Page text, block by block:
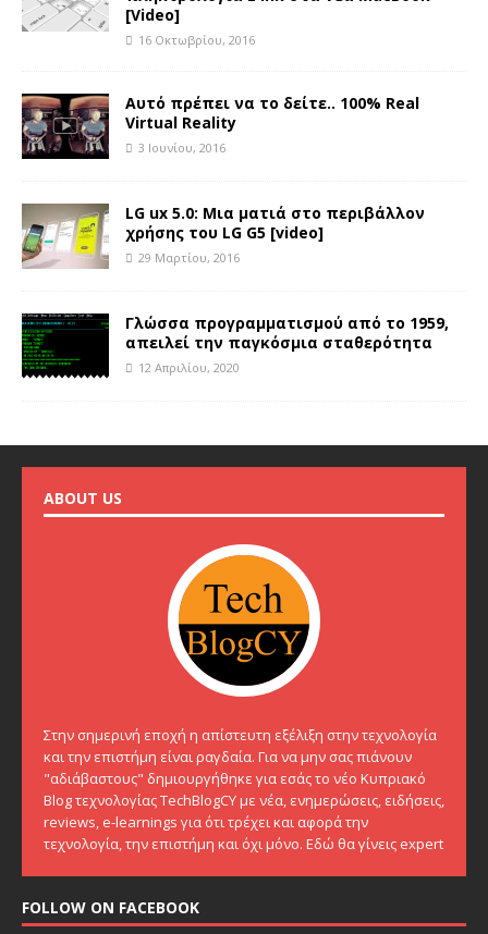
[Video]
16 Οκτωβρίου, 2016
Αυτό πρέπει να το δείτε.. 100% Real
Virtual Reality
3 Ιουνίου, 2016
LG ux 5.0: Μια ματιά στο περιβάλλον
χρήσης του LG G5 [video]
29 Μαρτίου, 2016
Γλώσσα προγραμματισμού από το 1959,
απειλεί την παγκόσμια σταθερότητα
12 Απριλίου, 2020
ABOUT US
Στην σημερινή εποχή η απίστευτη εξέλιξη στην τεχνολογία
και την επιστήμη είναι ραγδαία. Για να μην σας πιάνουν
"αδιάβαστους" δημιουργήθηκε για εσάς το νέο Κυπριακό
Blog τεχνολογίας TechBlogCY με νέα, ενημερώσεις, ειδήσεις,
reviews, e-learnings για ότι τρέχει και αφορά την
τεχνολογία, την επιστήμη και όχι μόνο. Εδώ θα γίνεις expert
FOLLOW ON FACEBOOK